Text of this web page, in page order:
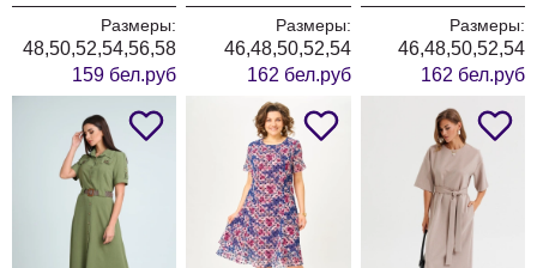
Размеры:
48,50,52,54,56,58
159 бел.руб
Размеры:
46,48,50,52,54
162 бел.руб
Размеры:
46,48,50,52,54
162 бел.руб